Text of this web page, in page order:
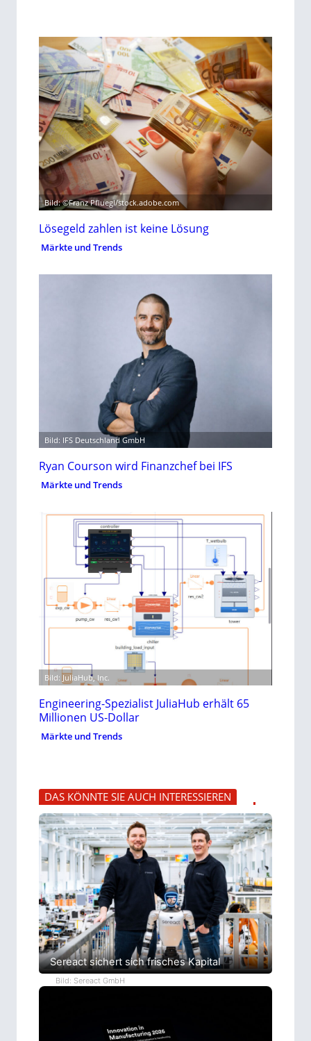
Bild: ©Franz Pfluegl/stock.adobe.com
Lösegeld zahlen ist keine Lösung
Märkte und Trends
Bild: IFS Deutschland GmbH
Ryan Courson wird Finanzchef bei IFS
Märkte und Trends
Bild: JuliaHub, Inc.
Engineering-Spezialist JuliaHub erhält 65
Millionen US-Dollar
Märkte und Trends
DAS KÖNNTE SIE AUCH INTERESSIEREN
Sereact sichert sich frisches Kapital
Bild: Sereact GmbH